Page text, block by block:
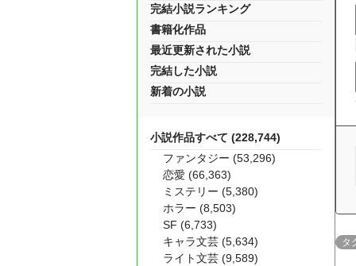
タ
完結小説ランキング
書籍化作品
最近更新された小説
完結した小説
新着の小説
小説作品すべて (228,744)
ファンタジー (53,296)
恋愛 (66,363)
ミステリー (5,380)
ホラー (8,503)
SF (6,733)
キャラ文芸 (5,634)
ライト文芸 (9,589)